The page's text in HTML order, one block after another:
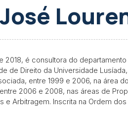
2018, é consultora do
de Direito da Universidade
entre 1999 e 2006, na área
2006 e 2008, nas áreas de
e Arbitragem. Inscrita na Ordem